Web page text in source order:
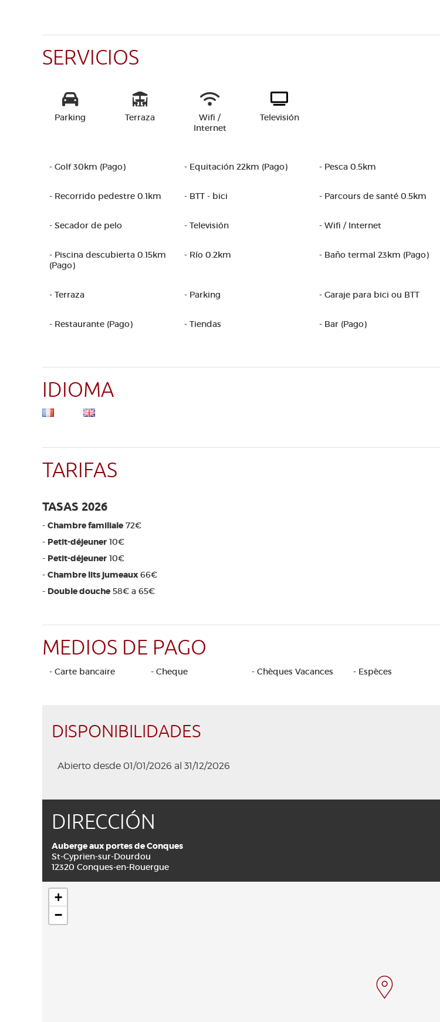
SERVICIOS
Parking Terraza
Wifi /
Internet
Televisión
- Golf 30km (Pago) - Equitación 22km (Pago) - Pesca 0.5km
- Recorrido pedestre 0.1km - BTT - bici - Parcours de santé 0.5km
- Secador de pelo - Televisión - Wifi / Internet
- Piscina descubierta 0.15km
(Pago)
- Río 0.2km - Baño termal 23km (Pago)
- Terraza - Parking - Garaje para bici ou BTT
- Restaurante (Pago) - Tiendas - Bar (Pago)
IDIOMA
TARIFAS
TASAS 2026
- Chambre familiale 72€
- Petit-déjeuner 10€
- Petit-déjeuner 10€
- Chambre lits jumeaux66€
- Double douche 58€ a 65€
MEDIOS DE PAGO
- Carte bancaire - Cheque - Chèques Vacances - Espèces
DISPONIBILIDADES
Abierto desde 01/01/2026 al 31/12/2026
DIRECCIÓN
Auberge aux portes de Conques
St-Cyprien-sur-Dourdou
12320 Conques-en-Rouergue
+
−